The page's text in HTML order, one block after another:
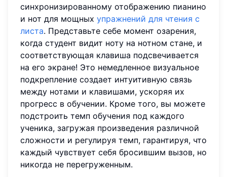
синхронизированному отображению пианино
и нот для мощных упражнений для чтения с
листа. Представьте себе момент озарения,
когда студент видит ноту на нотном стане, и
соответствующая клавиша подсвечивается
на его экране! Это немедленное визуальное
подкрепление создает интуитивную связь
между нотами и клавишами, ускоряя их
прогресс в обучении. Кроме того, вы можете
подстроить темп обучения под каждого
ученика, загружая произведения различной
сложности и регулируя темп, гарантируя, что
каждый чувствует себя бросившим вызов, но
никогда не перегруженным.